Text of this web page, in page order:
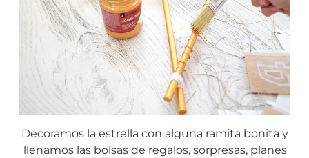
Decoramos la estrella con alguna ramita bonita y
llenamos las bolsas de regalos, sorpresas, planes